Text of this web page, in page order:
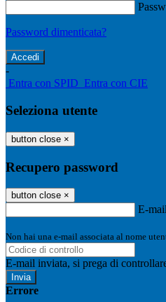
Password dimenticata?
-
Entra con SPID Entra con CIE
Seleziona utente
button close ×
Recupero password
button close ×
E-mail
Non hai una e-mail associata al nome
E-mail inviata, si prega di
Errore